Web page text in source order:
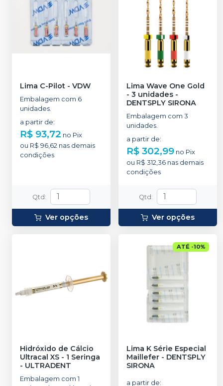
Lima C-Pilot - VDW
Embalagem com 6
unidades.
a partir de:
R$ 93,72 no Pix
ou R$ 96,62 nas demais
condições
Qtd:
Ver opções
Lima Wave One Gold
- 3 unidades -
DENTSPLY SIRONA
Embalagem com 3
unidades.
a partir de:
R$ 302,99 no Pix
ou R$ 312,36 nas demais
condições
Qtd:
Ver opções
Hidróxido de Cálcio
Ultracal XS - 1 Seringa
- ULTRADENT
Embalagem com 1
ATÉ -10%
Lima K Série Especial
Maillefer - DENTSPLY
SIRONA
a partir de: